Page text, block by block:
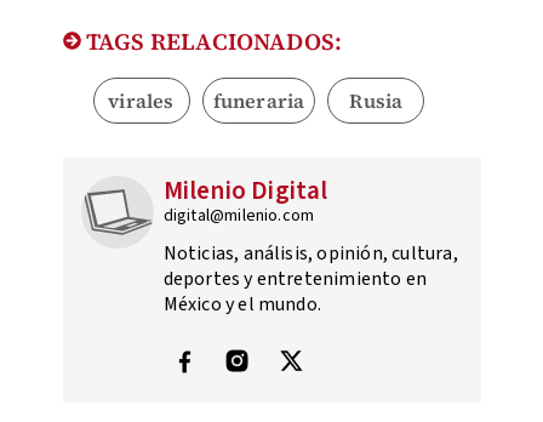
TAGS RELACIONADOS:
virales funeraria Rusia
Milenio Digital
digital@milenio.com
Noticias, análisis, opinión, cultura,
deportes y entretenimiento en
México y el mundo.